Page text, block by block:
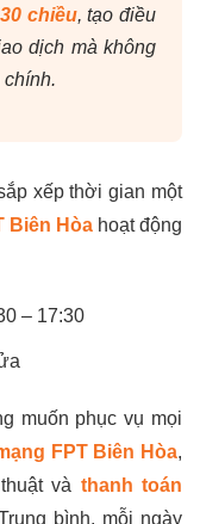
chiều, tạo điều
dịch mà không
xếp thời gian một
Biên Hòahoạt động
– 17:30
muốn phục vụ mọi
FPT Biên Hòa,
và thanh toán
bình, mỗi ngày